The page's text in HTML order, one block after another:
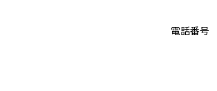
電話番号